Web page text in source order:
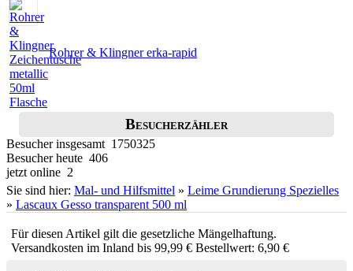
Rohrer & Klingner erka-rapid
Besucherzähler
Besucher insgesamt 1750325
Besucher heute 406
jetzt online 2
Sie sind hier: Mal- und Hilfsmittel » Leime Grundierung Spezielles
» Lascaux Gesso transparent 500 ml
Für diesen Artikel gilt die gesetzliche Mängelhaftung.
Versandkosten im Inland bis 99,99 € Bestellwert: 6,90 €